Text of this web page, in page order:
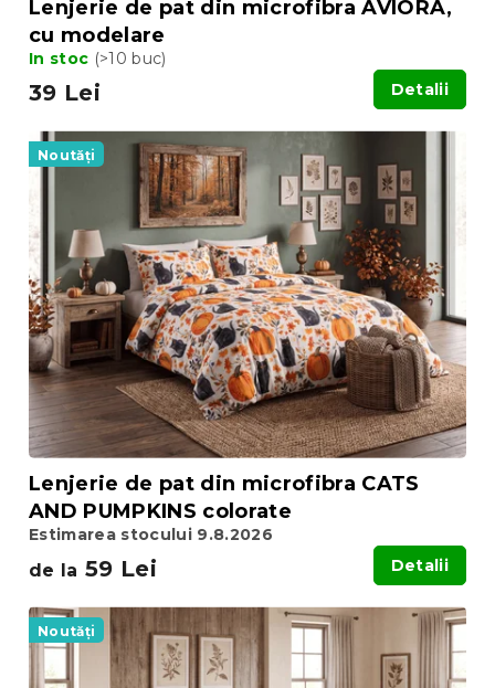
Lenjerie de pat din microfibra AVIORA,
cu modelare
In stoc (>10 buc)
39 Lei Detalii
Noutăți
Lenjerie de pat din microfibra CATS
AND PUMPKINS colorate
Estimarea stocului 9.8.2026
de la 59 Lei Detalii
Noutăți